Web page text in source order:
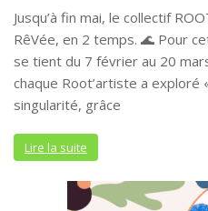
Jusqu’à fin mai, le collectif
RêVée, en 2 temps. 🌊 Pour
se tient du 7 février au 20
chaque Root’artiste a exploré
singularité, grâce
Lire la suite